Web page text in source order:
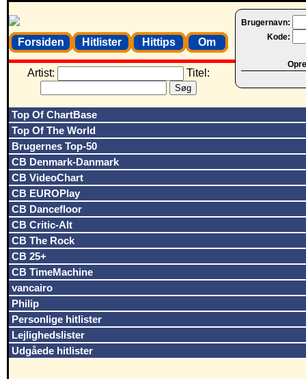
Brugernavn:
Kode:
Forsiden Hitlister Hittips Om
Artist: Titel:
Top Of ChartBase
Top Of The World
Brugernes Top-50
CB Denmark-Danmark
CB VideoChart
CB EUROPlay
CB Dancefloor
CB Critic-Alt
CB The Rock
CB 25+
CB TimeMachine
vancairo
Philip
Personlige hitlister
Lejlighedslister
Udgåede hitlister